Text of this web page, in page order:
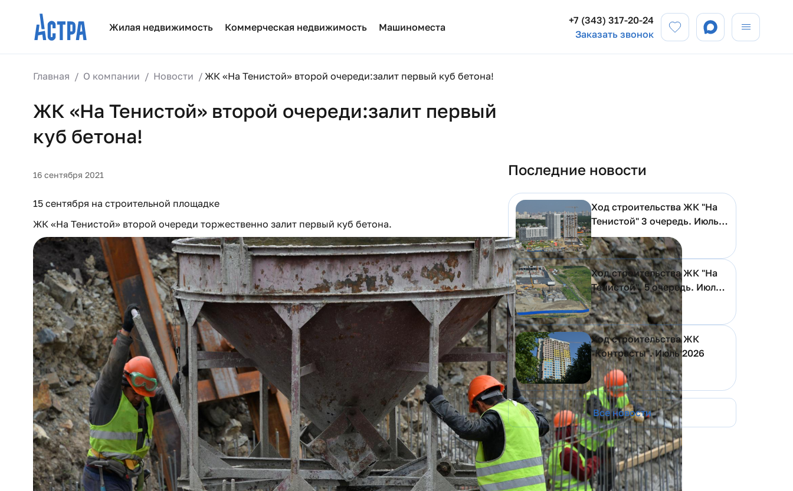
Жилая недвижимость Коммерческая недвижимость Машиноместа
Заказать звонок
+7 (343) 317-20-24
Главная О компании Новости ЖК «На Тенистой» второй очереди:залит первый куб бетона!
ЖК «На Тенистой» второй очереди:залит первый
куб бетона!
16 сентября 2021
15 сентября на строительной площадке
ЖК «На Тенистой» второй очереди торжественно залит первый куб бетона.
Последние новости
Ход строительства ЖК "На
Тенистой" 3 очередь. Июль
2026
Ход строительства ЖК "На
Тенистой", 5 очередь. Июль
2026
Ход строительства ЖК
"Контрасты". Июль 2026
Все новости